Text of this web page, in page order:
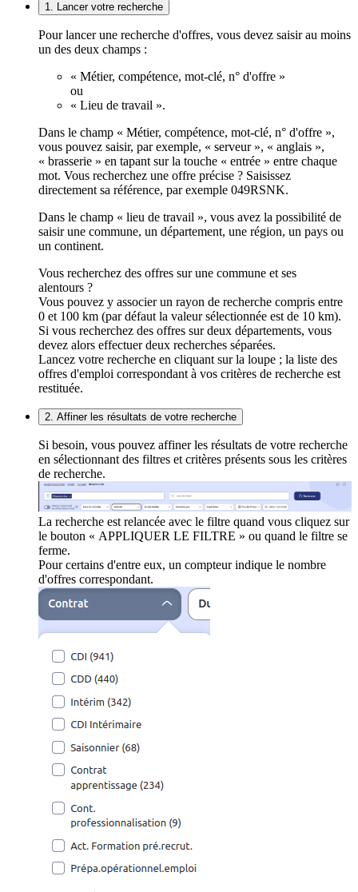
1. Lancer votre recherche
Pour lancer une recherche d'offres, vous devez saisir au moins
un des deux champs :
« Métier, compétence, mot-clé, n° d'offre »
ou
« Lieu de travail ».
Dans le champ « Métier, compétence, mot-clé, n° d'offre »,
vous pouvez saisir, par exemple, « serveur », « anglais »,
« brasserie » en tapant sur la touche « entrée » entre chaque
mot. Vous recherchez une offre précise ? Saisissez
directement sa référence, par exemple 049RSNK.
Dans le champ « lieu de travail », vous avez la possibilité de
saisir une commune, un département, une région, un pays ou
un continent.
Vous recherchez des offres sur une commune et ses
alentours ?
Vous pouvez y associer un rayon de recherche compris entre
0 et 100 km (par défaut la valeur sélectionnée est de 10 km).
Si vous recherchez des offres sur deux départements, vous
devez alors effectuer deux recherches séparées.
Lancez votre recherche en cliquant sur la loupe ; la liste des
offres d'emploi correspondant à vos critères de recherche est
restituée.
2. Affiner les résultats de votre recherche
Si besoin, vous pouvez affiner les résultats de votre recherche
en sélectionnant des filtres et critères présents sous les critères
de recherche.
La recherche est relancée avec le filtre quand vous cliquez sur
le bouton « APPLIQUER LE FILTRE » ou quand le filtre se
ferme.
Pour certains d'entre eux, un compteur indique le nombre
d'offres correspondant.